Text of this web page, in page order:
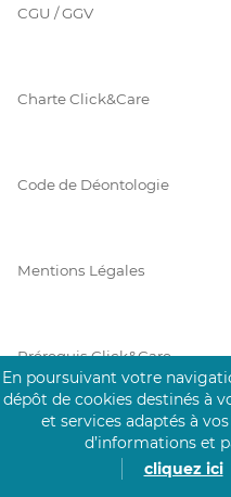
CGU / GGV
Charte Click&Care
Code de Déontologie
Mentions Légales
Prérequis Click&Care
Protection des Données
En poursuivant votre
dépôt de cookies destinés à
et services adaptés à
d’informations et
cliquez ici